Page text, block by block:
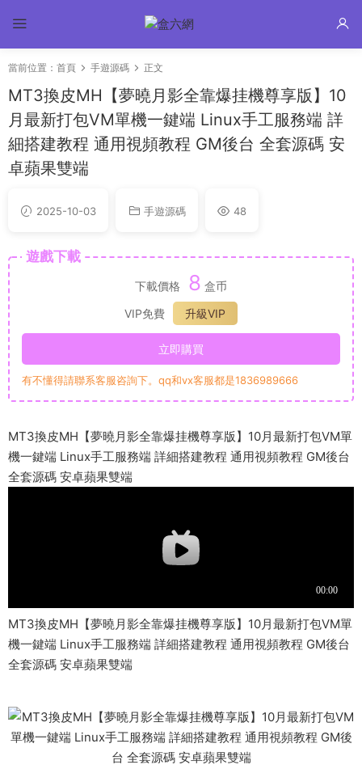
當前位置： 首頁 手遊源碼 正文
MT3換皮MH【夢曉月影全靠爆挂機尊享版】10
月最新打包VM單機一鍵端 Linux手工服務端 詳
細搭建教程 通用視頻教程 GM後台 全套源碼 安
卓蘋果雙端
2025-10-03 手遊源碼 48
遊戲下載
下載價格 8 盒币
VIP免費
升級VIP
立即購買
有不懂得請聯系客服咨詢下。qq和vx客服都是1836989666
MT3換皮MH【夢曉月影全靠爆挂機尊享版】10月最新打包VM單
機一鍵端 Linux手工服務端 詳細搭建教程 通用視頻教程 GM後台
全套源碼 安卓蘋果雙端
MT3換皮MH【夢曉月影全靠爆挂機尊享版】10月最新打包VM單
機一鍵端 Linux手工服務端 詳細搭建教程 通用視頻教程 GM後台
全套源碼 安卓蘋果雙端